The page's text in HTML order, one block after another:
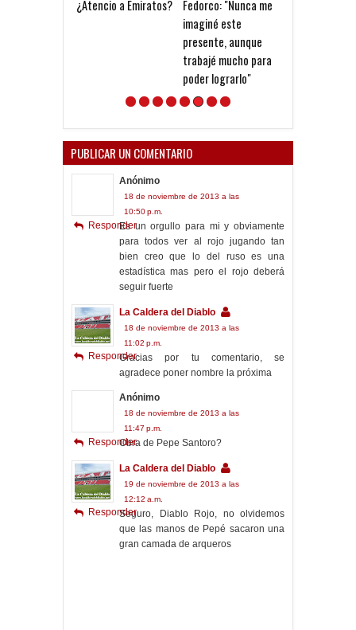
¿Atencio a Emiratos?
Fedorco: "Nunca me
imaginé este
presente, aunque
trabajé mucho para
poder lograrlo"
PUBLICAR UN COMENTARIO
Anónimo
18 de noviembre de 2013 a las
10:50 p.m.
Es un orgullo para mi y obviamente
para todos ver al rojo jugando tan
bien creo que lo del ruso es una
estadística mas pero el rojo deberá
seguir fuerte
Responder
La Caldera del Diablo
18 de noviembre de 2013 a las
11:02 p.m.
Gracias por tu comentario, se
agradece poner nombre la próxima
Responder
Anónimo
18 de noviembre de 2013 a las
11:47 p.m.
Obra de Pepe Santoro?
Responder
La Caldera del Diablo
19 de noviembre de 2013 a las
12:12 a.m.
Seguro, Diablo Rojo, no olvidemos
que las manos de Pepé sacaron una
gran camada de arqueros
Responder